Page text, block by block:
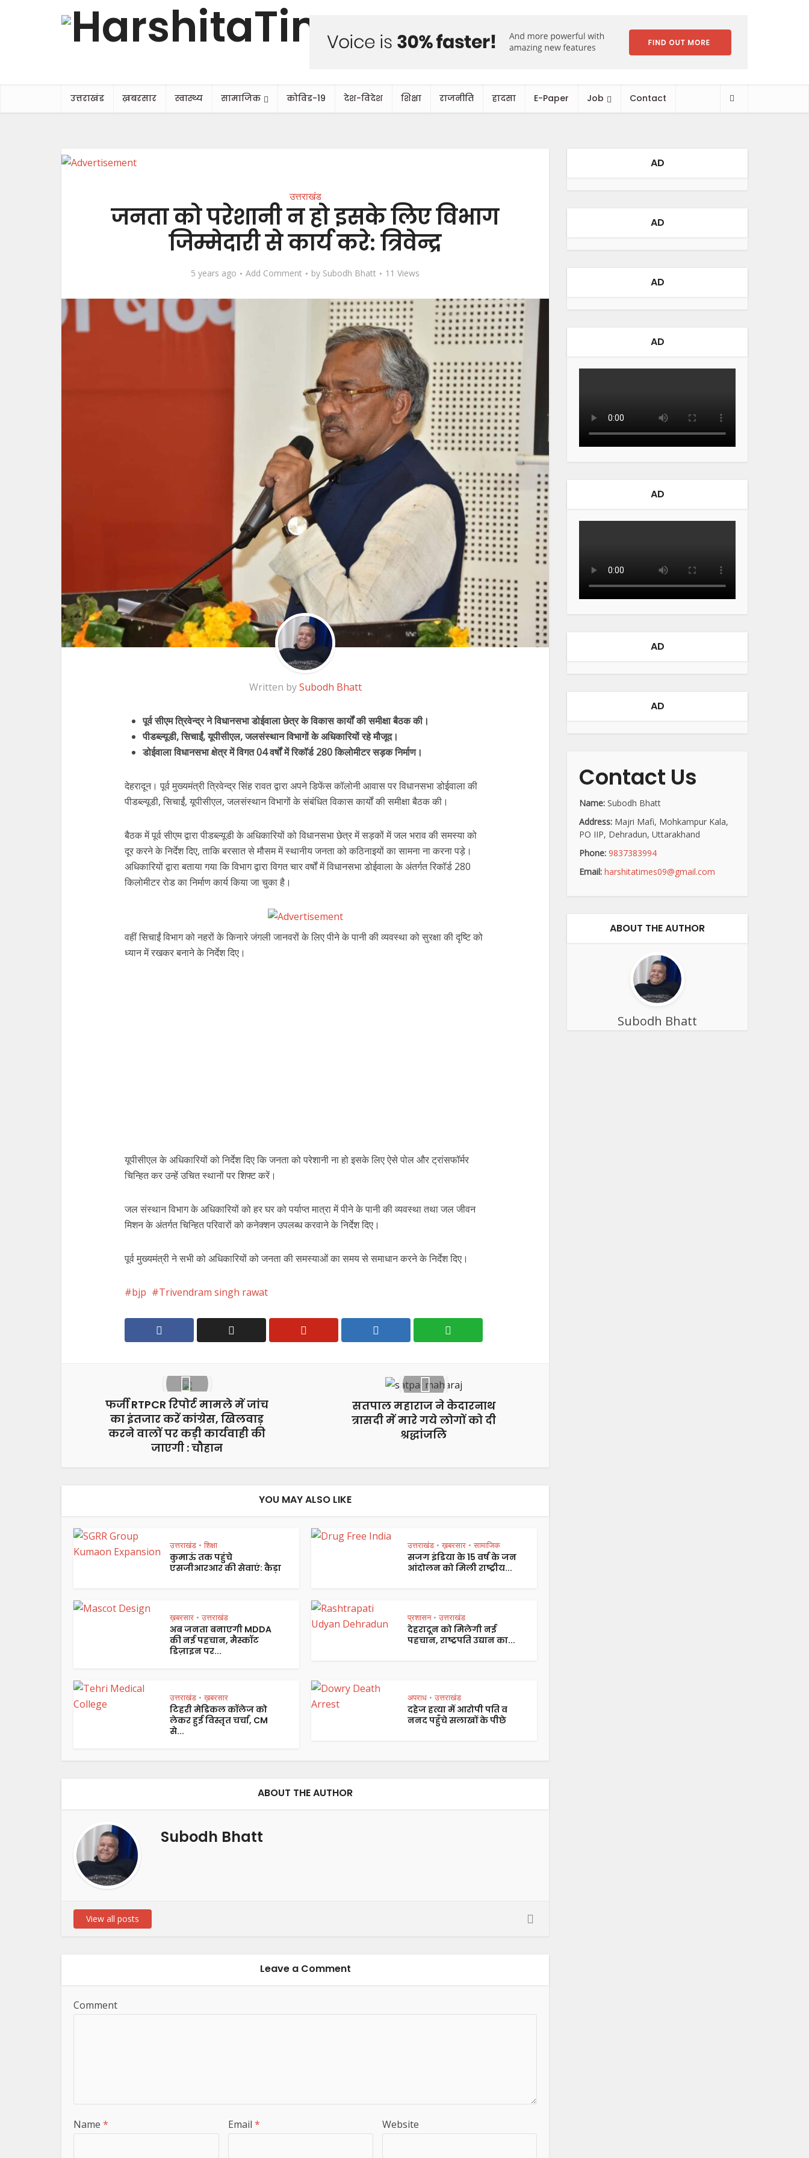
उत्तराखंड ख़बरसार स्वास्थ्य सामाजिक कोविड-19 देश-विदेश शिक्षा राजनीति हादसा E-Paper Job Contact
उत्तराखंड
जनता को परेशानी न हो इसके लिए विभाग
जिम्मेदारी से कार्य करे: त्रिवेन्द्र
5 years ago Add Comment by Subodh Bhatt 11 Views
Written bySubodh Bhatt
पूर्व सीएम त्रिवेन्द्र ने विधानसभा डोईवाला छेत्र के विकास कार्यों की समीक्षा बैठक की।
पीडब्ल्यूडी, सिचाईं, यूपीसीएल, जलसंस्थान विभागों के अधिकारियों रहे मौजूद।
डोईवाला विधानसभा क्षेत्र में विगत 04 वर्षों में रिकॉर्ड 280 किलोमीटर सड़क निर्माण।
देहरादून। पूर्व मुख्यमंत्री त्रिवेन्द्र सिंह रावत द्वारा अपने डिफेंस कॉलोनी आवास पर विधानसभा डोईवाला की
पीडब्ल्यूडी, सिचाईं, यूपीसीएल, जलसंस्थान विभागों के संबंधित विकास कार्यों की समीक्षा बैठक की।
बैठक में पूर्व सीएम द्वारा पीडब्ल्यूडी के अधिकारियों को विधानसभा छेत्र में सड़कों में जल भराव की समस्या को
दूर करने के निर्देश दिए, ताकि बरसात से मौसम में स्थानीय जनता को कठिनाइयों का सामना ना करना पड़े।
अधिकारियों द्वारा बताया गया कि विभाग द्वारा विगत चार वर्षों में विधानसभा डोईवाला के अंतर्गत रिकॉर्ड 280
किलोमीटर रोड का निर्माण कार्य किया जा चुका है।
वहीं सिचाईं विभाग को नहरों के किनारे जंगली जानवरों के लिए पीने के पानी की व्यवस्था को सुरक्षा की दृष्टि को
ध्यान में रखकर बनाने के निर्देश दिए।
यूपीसीएल के अधिकारियों को निर्देश दिए कि जनता को परेशानी ना हो इसके लिए ऐसे पोल और ट्रांसफॉर्मर
चिन्हित कर उन्हें उचित स्थानों पर शिफ्ट करें।
जल संस्थान विभाग के अधिकारियों को हर घर को पर्याप्त मात्रा में पीने के पानी की व्यवस्था तथा जल जीवन
मिशन के अंतर्गत चिन्हित परिवारों को कनेक्शन उपलब्ध करवाने के निर्देश दिए।
पूर्व मुख्यमंत्री ने सभी को अधिकारियों को जनता की समस्याओं का समय से समाधान करने के निर्देश दिए।
bjp Trivendram singh rawat
फर्जी RTPCR रिपोर्ट मामले में जांच
का इंतजार करें कांग्रेस, खिलवाड़
करने वालों पर कड़ी कार्यवाही की
जाएगी : चौहान
सतपाल महाराज ने केदारनाथ
त्रासदी में मारे गये लोगों को दी
श्रद्धांजलि
YOU MAY ALSO LIKE
उत्तराखंड • शिक्षा
कुमाऊं तक पहुंचे
एसजीआरआर की सेवाएं: कैड़ा
उत्तराखंड • ख़बरसार • सामाजिक
सजग इंडिया के 15 वर्ष के जन
आंदोलन को मिली राष्ट्रीय...
ख़बरसार • उत्तराखंड
अब जनता बनाएगी MDDA
की नई पहचान, मैस्कॉट
डिज़ाइन पर...
प्रशासन • उत्तराखंड
देहरादून को मिलेगी नई
पहचान, राष्ट्रपति उद्यान का...
उत्तराखंड • ख़बरसार
टिहरी मेडिकल कॉलेज को
लेकर हुई विस्तृत चर्चा, CM
से...
अपराध • उत्तराखंड
दहेज हत्या में आरोपी पति व
ननद पहुँचे सलाखों के पीछे
ABOUT THE AUTHOR
Subodh Bhatt
View all posts
Leave a Comment
Comment
Name * Email * Website
AD
AD
AD
AD
AD
AD
AD
Contact Us
Name: Subodh Bhatt
Address: Majri Mafi, Mohkampur Kala,
PO IIP, Dehradun, Uttarakhand
Phone: 9837383994
Email: harshitatimes09@gmail.com
ABOUT THE AUTHOR
Subodh Bhatt